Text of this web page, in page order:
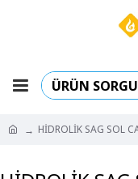
HİDROLİK SAG SOL